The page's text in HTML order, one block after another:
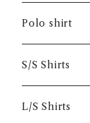
Polo shirt
S/S Shirts
L/S Shirts